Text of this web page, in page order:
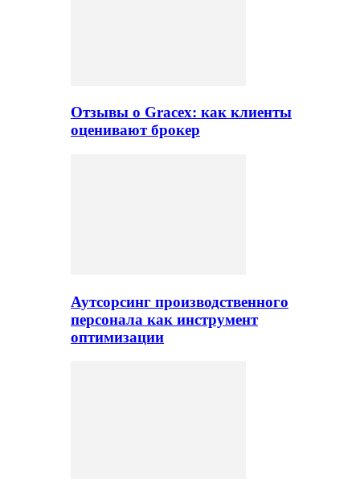
Отзывы о Gracex: как клиенты
оценивают брокер
Аутсорсинг производственного
персонала как инструмент
оптимизации